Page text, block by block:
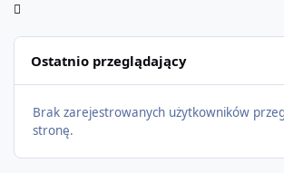
Ostatnio przeglądający
Brak zarejestrowanych użytkowników
stronę.